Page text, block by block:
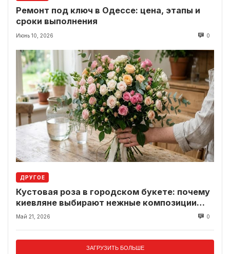
Ремонт под ключ в Одессе: цена, этапы и
сроки выполнения
Июнь 10, 2026 0
ДРУГОЕ
Кустовая роза в городском букете: почему
киевляне выбирают нежные композиции
вместо классики
Май 21, 2026 0
ЗАГРУЗИТЬ БОЛЬШЕ